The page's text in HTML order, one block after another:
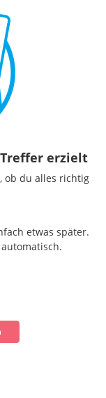
erzielt
ob du alles richtig
etwas später.